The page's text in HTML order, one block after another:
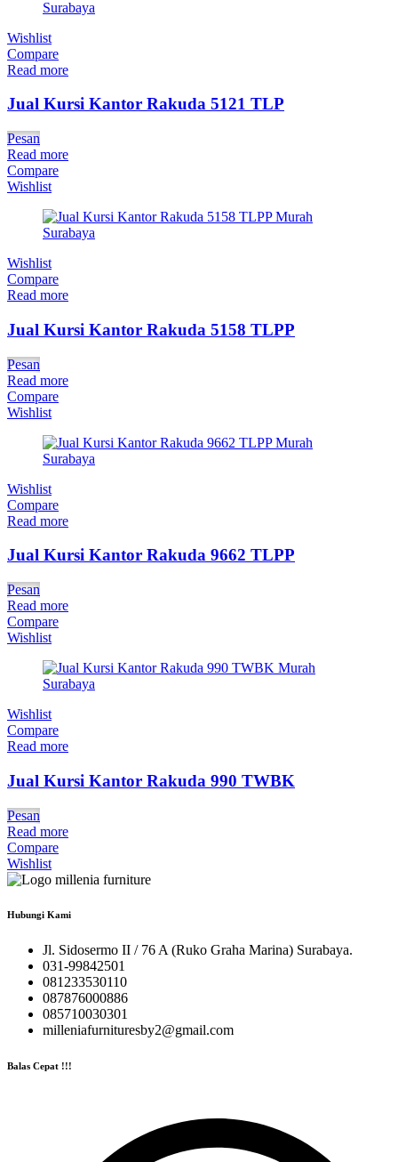
Wishlist
Compare
Read more
Jual Kursi Kantor Rakuda 5121 TLP
Pesan
Read more
Compare
Wishlist
Wishlist
Compare
Read more
Jual Kursi Kantor Rakuda 5158 TLPP
Pesan
Read more
Compare
Wishlist
Wishlist
Compare
Read more
Jual Kursi Kantor Rakuda 9662 TLPP
Pesan
Read more
Compare
Wishlist
Wishlist
Compare
Read more
Jual Kursi Kantor Rakuda 990 TWBK
Pesan
Read more
Compare
Wishlist
Hubungi Kami
Jl. Sidosermo II / 76 A (Ruko Graha Marina) Surabaya.
031-99842501
081233530110
087876000886
085710030301
milleniafurnituresby2@gmail.com
Balas Cepat !!!